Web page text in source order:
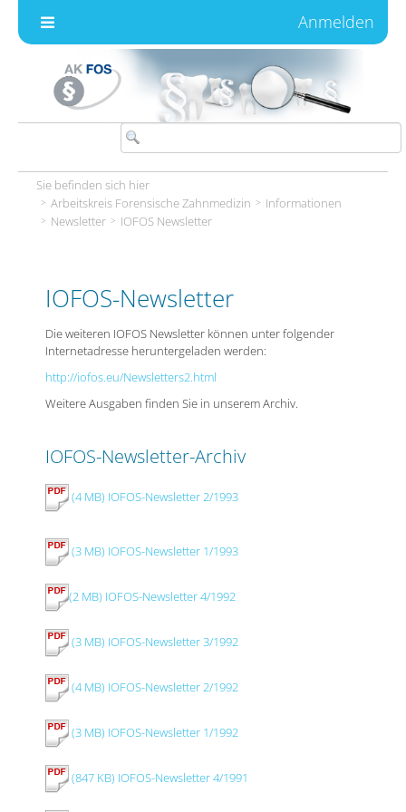
Anmelden
Sie befinden sich hier
Arbeitskreis Forensische Zahnmedizin
Informationen
Newsletter
IOFOS Newsletter
IOFOS-Newsletter
Die weiteren IOFOS Newsletter können unter folgender
Internetadresse heruntergeladen werden:
http://iofos.eu/Newsletters2.html
Weitere Ausgaben finden Sie in unserem Archiv.
IOFOS-Newsletter-Archiv
(4 MB) IOFOS-Newsletter 2/1993
(3 MB) IOFOS-Newsletter 1/1993
(2 MB) IOFOS-Newsletter 4/1992
(3 MB) IOFOS-Newsletter 3/1992
(4 MB) IOFOS-Newsletter 2/1992
(3 MB) IOFOS-Newsletter 1/1992
(847 KB) IOFOS-Newsletter 4/1991